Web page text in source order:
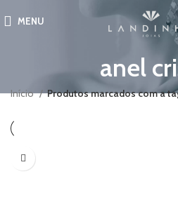
MENU
anel
Início Produtos marcados com a